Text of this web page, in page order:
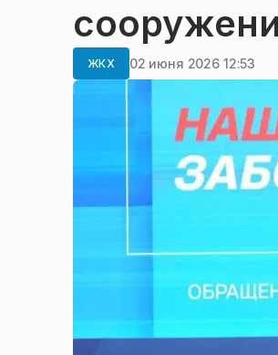
ЖКХ 02 июня 2026 12:53